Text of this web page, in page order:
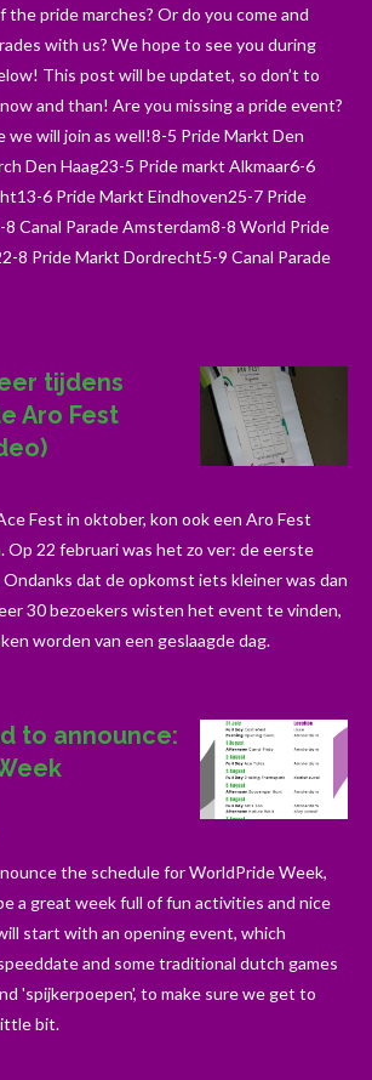
the pride marches? Or do you come and
with us? We hope to see you during
This post will be updatet, so don’t to
and than! Are you missing a pride event?
we will join as well!8-5 Pride Markt Den
Den Haag23-5 Pride markt Alkmaar6-6
6 Pride Markt Eindhoven25-7 Pride
Canal Parade Amsterdam8-8 World Pride
8 Pride Markt Dordrecht5-9 Canal Parade
tijdens
Aro Fest
Fest in oktober, kon ook een Aro Fest
Op 22 februari was het zo ver: de eerste
dat de opkomst iets kleiner was dan
30 bezoekers wisten het event te vinden,
worden van een geslaagde dag.
to announce:
the schedule for WorldPride Week,
a great week full of fun activities and nice
start with an opening event, which
and some traditional dutch games
'spijkerpoepen', to make sure we get to
bit.